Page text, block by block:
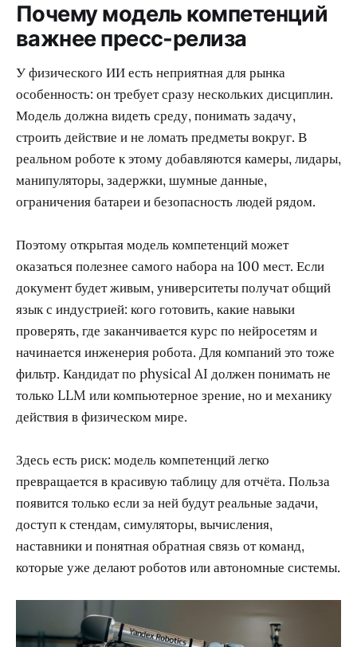
Почему модель компетенций
важнее пресс-релиза
У физического ИИ есть неприятная для рынка
особенность: он требует сразу нескольких дисциплин.
Модель должна видеть среду, понимать задачу,
строить действие и не ломать предметы вокруг. В
реальном роботе к этому добавляются камеры, лидары,
манипуляторы, задержки, шумные данные,
ограничения батареи и безопасность людей рядом.
Поэтому открытая модель компетенций может
оказаться полезнее самого набора на 100 мест. Если
документ будет живым, университеты получат общий
язык с индустрией: кого готовить, какие навыки
проверять, где заканчивается курс по нейросетям и
начинается инженерия робота. Для компаний это тоже
фильтр. Кандидат по physical AI должен понимать не
только LLM или компьютерное зрение, но и механику
действия в физическом мире.
Здесь есть риск: модель компетенций легко
превращается в красивую таблицу для отчёта. Польза
появится только если за ней будут реальные задачи,
доступ к стендам, симуляторы, вычисления,
наставники и понятная обратная связь от команд,
которые уже делают роботов или автономные системы.